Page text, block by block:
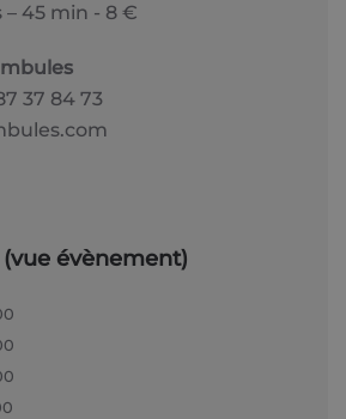
– 45 min - 8 €
37 84 73
évènement)